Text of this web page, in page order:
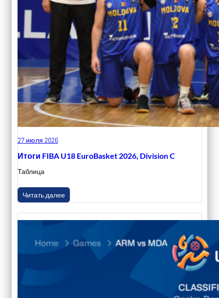
27 июля 2026
Итоги FIBA U18 EuroBasket 2026, Division C
Таблица
Читать далее